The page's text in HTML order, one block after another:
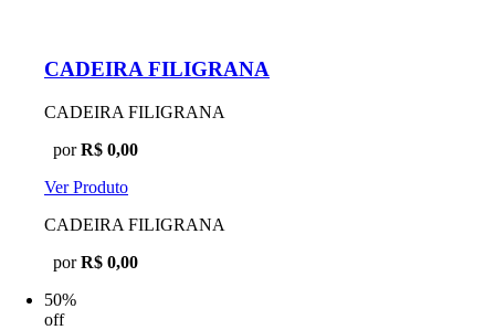
CADEIRA FILIGRANA
CADEIRA FILIGRANA
porR$ 0,00
Ver Produto
CADEIRA FILIGRANA
porR$ 0,00
50%
off